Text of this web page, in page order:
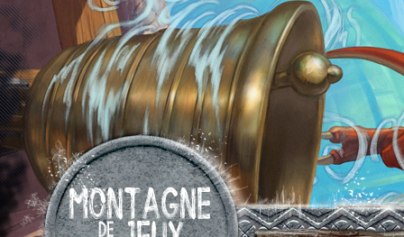
Aller au contenu